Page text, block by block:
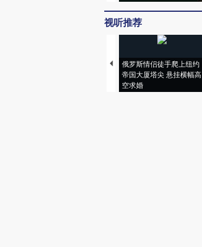
视听推荐
俄罗斯情侣徒手爬上纽约
帝国大厦塔尖 悬挂横幅高
空求婚